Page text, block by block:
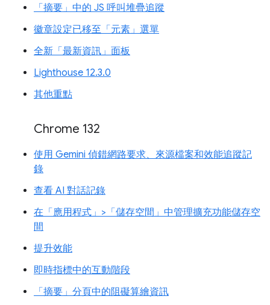
「摘要」中的 JS 呼叫堆疊追蹤
徽章設定已移至「元素」選單
全新「最新資訊」面板
Lighthouse 12.3.0
其他重點
Chrome 132
使用 Gemini 偵錯網路要求、來源檔案和效能追蹤記
錄
查看 AI 對話記錄
在「應用程式」>「儲存空間」中管理擴充功能儲存空
間
提升效能
即時指標中的互動階段
「摘要」分頁中的阻礙算繪資訊